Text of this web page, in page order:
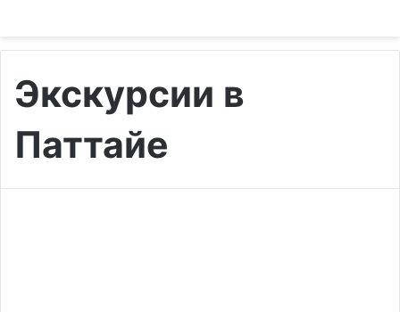
Экскурсии в
Паттайе